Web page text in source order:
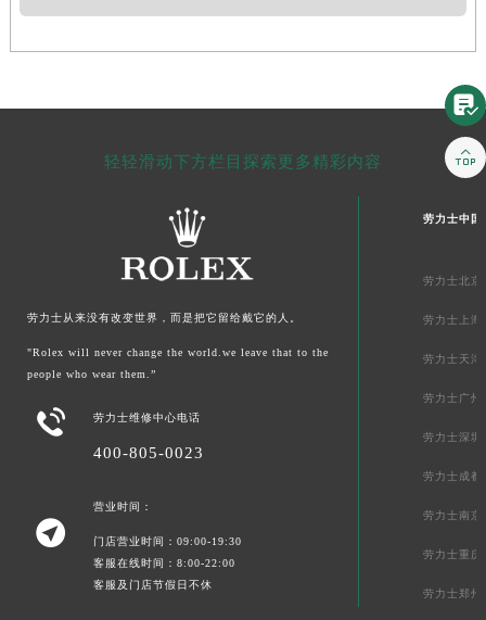
轻轻滑动下方栏目探索更多精彩内容
劳力士从来没有改变世界，而是把它留给戴它的人。
"Rolex will never change the world.we leave that to the
people who wear them.”
 劳力士维修中心电话
400-805-0023

营业时间：
门店营业时间：09:00-19:30
客服在线时间：8:00-22:00
客服及门店节假日不休
劳力士中国
劳力士北京
劳力士上海
劳力士天津
劳力士广州
劳力士深圳
劳力士成都
劳力士南京
劳力士重庆
劳力士郑州

